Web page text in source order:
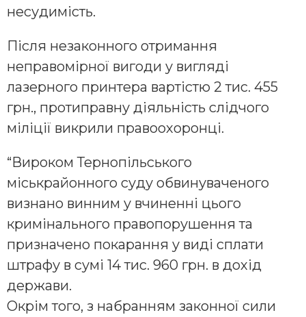
несудимість.
Після незаконного отримання
неправомірної вигоди у вигляді
лазерного принтера вартістю 2 тис. 455
грн., протиправну діяльність слідчого
міліції викрили правоохоронці.
“Вироком Тернопільського
міськрайонного суду обвинуваченого
визнано винним у вчиненні цього
кримінального правопорушення та
призначено покарання у виді сплати
штрафу в сумі 14 тис. 960 грн. в дохід
держави.
Окрім того, з набранням законної сили